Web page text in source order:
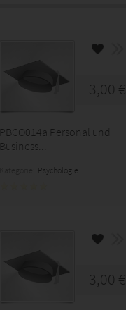
3,00 €
PBCO014a Personal und
Business...
Psychologie
3,00 €